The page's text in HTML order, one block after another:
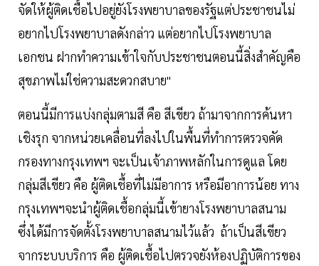
จัดให้ผู้ติดเชื้อไปอยู่ยังโรงพยาบาลของรัฐแต่ประชาชนไม่
อยากไปโรงพยาบาลดังกล่าว แต่อยากไปโรงพยาบาล
เอกชน ฝากทำความเข้าใจกับประชาชนตอนนี้สิ่งสำคัญคือ
สุขภาพไม่ใช่ความสะดวกสบาย"
ตอนนี้มีการแบ่งกลุ่มตามสี คือ สีเขียว ถ้ามาจากการค้นหา
เชิงรุก จากหน่วยเคลื่อนที่ลงไปในพื้นที่ทำการตรวจคัด
กรองทางกรุงเทพฯ จะเป็นเจ้าภาพหลักในการดูแล โดย
กลุ่มสีเขียว คือ ผู้ติดเชื้อที่ไม่มีอาการ หรือมีอาการน้อย ทาง
กรุงเทพฯจะนำผู้ติดเชื้อกลุ่มนี้เข้ายางโรงพยาบาลสนาม
ซึ่งได้มีการจัดตั้งโรงพยาบาลสนามไว้แล้ว ถ้าเป็นสีเขียว
จากระบบบริการ คือ ผู้ติดเชื้อไปตรวจยังห้องปฏิบัติการของ